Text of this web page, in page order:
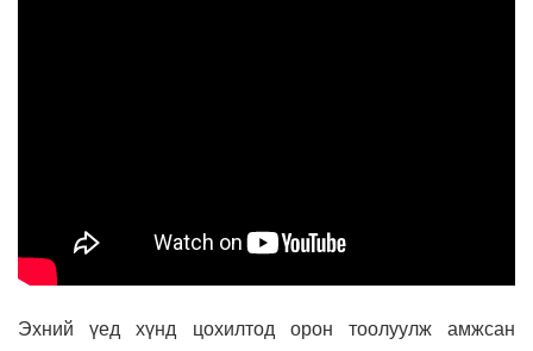
Эхний үед хүнд цохилтод орон тоолуулж амжсан